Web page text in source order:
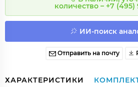
количество – +7 (495)
ИИ-поиск
Отправить на почту
ХАРАКТЕРИСТИКИ